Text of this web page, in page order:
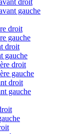
droit
gauche
droit
gauche
droit
gauche
droit
gauche
droit
gauche